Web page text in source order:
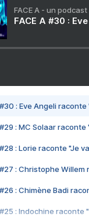
FACE A - un
FACE A #30 :
#30 : Eve Angeli
#29 : MC Solaar raconte
#28 : Lorie raconte "Je
#27 : Christophe
#26 : Chimène Badi
#25 : Indochine raconte